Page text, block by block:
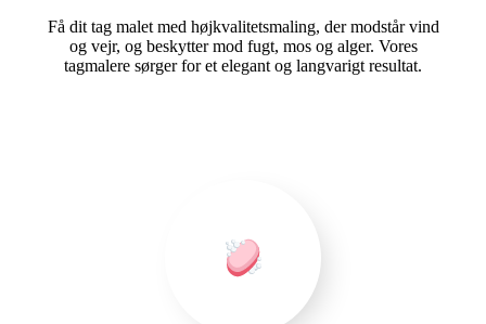
Få dit tag malet med højkvalitetsmaling, der modstår vind
og vejr, og beskytter mod fugt, mos og alger. Vores
tagmalere sørger for et elegant og langvarigt resultat.